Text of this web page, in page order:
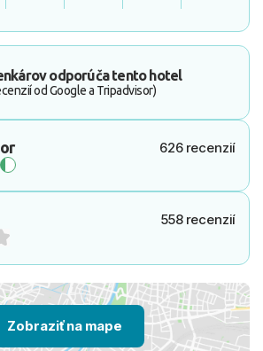
odporúča tento hotel
od Google a Tripadvisor)
626 recenzií
558 recenzií
Zobraziť na mape